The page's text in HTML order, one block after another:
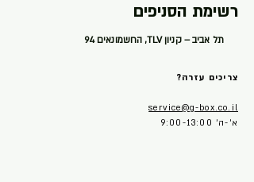
רשימת הסניפים
תל אביב – קניון TLV, החשמונאים 94
צריכים עזרה?
service@g-box.co.il
א׳-ה׳ 9:00-13:00